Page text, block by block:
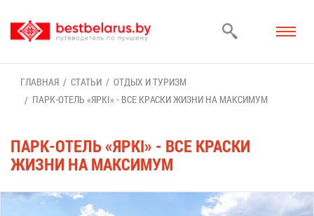
ГЛАВ­НАЯ СТА­ТЬИ
ОТ­ДЫХ И ТУ­РИЗМ
ПАРК-ОТЕЛЬ «ЯРКІ» - ВСЕ КРАС­КИ ЖИЗ­НИ НА МАК­СИ­МУМ
ПАРК-ОТЕЛЬ «ЯРКІ» - ВСЕ КРАС­КИ
ЖИЗ­НИ НА МАК­СИ­МУМ